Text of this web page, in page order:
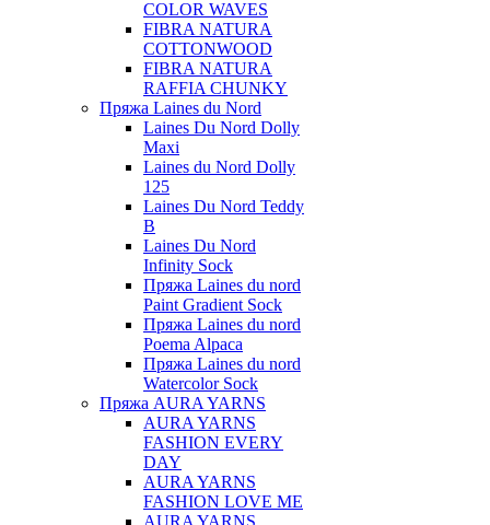
COLOR WAVES
FIBRA NATURA
COTTONWOOD
FIBRA NATURA
RAFFIA CHUNKY
Пряжа Laines du Nord
Laines Du Nord Dolly
Maxi
Laines du Nord Dolly
125
Laines Du Nord Teddy
B
Laines Du Nord
Infinity Sock
Пряжа Laines du nord
Paint Gradient Sock
Пряжа Laines du nord
Poema Alpaca
Пряжа Laines du nord
Watercolor Sock
Пряжа AURA YARNS
AURA YARNS
FASHION EVERY
DAY
AURA YARNS
FASHION LOVE ME
AURA YARNS